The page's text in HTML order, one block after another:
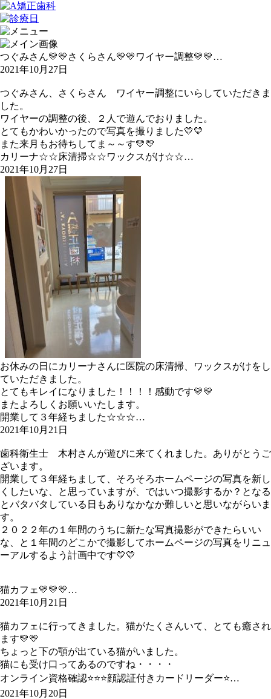
つぐみさん💛💛さくらさん💛💛ワイヤー調整💛💛…
2021年10月27日
つぐみさん、さくらさん ワイヤー調整にいらしていただきま
した。
ワイヤーの調整の後、２人で遊んでおりました。
とてもかわいかったので写真を撮りました💛💛
また来月もお待ちしてま～～す💛💛
カリーナ☆☆床清掃☆☆ワックスがけ☆☆…
2021年10月27日
お休みの日にカリーナさんに医院の床清掃、ワックスがけをし
ていただきました。
とてもキレイになりました！！！！感動です💛💛
またよろしくお願いいたします。
開業して３年経ちました☆☆☆…
2021年10月21日
歯科衛生士 木村さんが遊びに来てくれました。ありがとうご
ざいます。
開業して３年経ちまして、そろそろホームページの写真を新し
くしたいな、と思っていますが、ではいつ撮影するか？となる
とバタバタしている日もありなかなか難しいと思いながらいま
す。
２０２２年の１年間のうちに新たな写真撮影ができたらいい
な、と１年間のどこかで撮影してホームページの写真をリニュ
ーアルするよう計画中です💛💛
猫カフェ💛💛💛…
2021年10月21日
猫カフェに行ってきました。猫がたくさんいて、とても癒され
ます💛💛
ちょっと下の顎が出ている猫がいました。
猫にも受け口ってあるのですね・・・・
オンライン資格確認⭐️⭐️⭐️顔認証付きカードリーダー⭐…
2021年10月20日